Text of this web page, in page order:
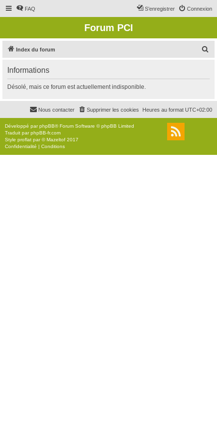
FAQ Connexion
S’enregistrer
Forum PCI
Index du forum
r
c
r
Informations
Désolé, mais ce forum est actuellement indisponible.
Heures au format UTC+02:00
Supprimer les cookies
Nous contacter
Développé parphpBB® Forum Software © phpBB Limited
Traduit parphpBB-fr.com
Style proflat par ©Mazeltof 2017
Confidentialité | Conditions